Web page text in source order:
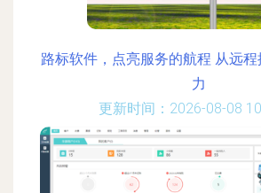
路标软件，点亮服务的航程 从远
力
更新时间：2026-08-08